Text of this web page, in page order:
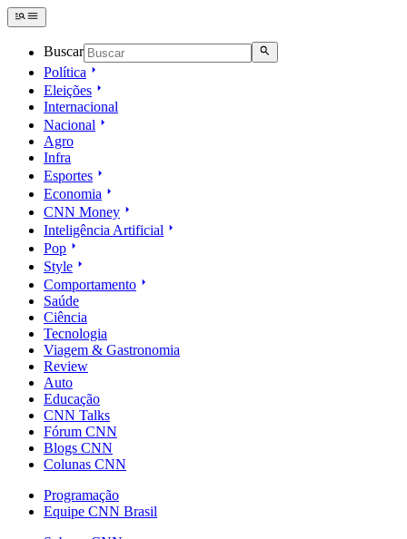
Buscar
Política
Eleições
Internacional
Nacional
Agro
Infra
Esportes
Economia
CNN Money
Inteligência Artificial
Pop
Style
Comportamento
Saúde
Ciência
Tecnologia
Viagem & Gastronomia
Review
Auto
Educação
CNN Talks
Fórum CNN
Blogs CNN
Colunas CNN
Programação
Equipe CNN Brasil